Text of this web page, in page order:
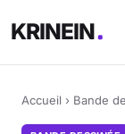
KRINEIN
Accueil › Bande